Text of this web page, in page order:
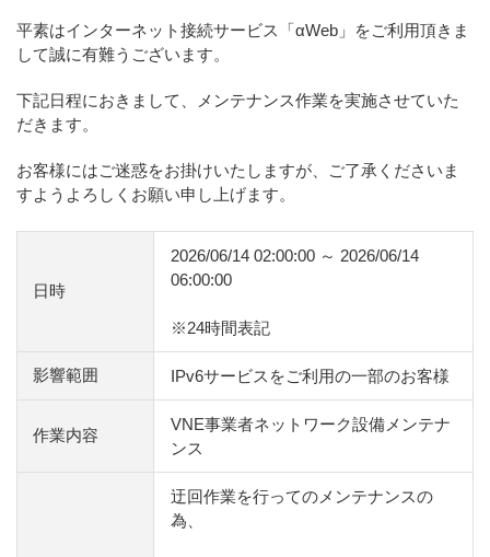
平素はインターネット接続サービス「αWeb」をご利用頂きま
して誠に有難うございます。
下記日程におきまして、メンテナンス作業を実施させていた
だきます。
お客様にはご迷惑をお掛けいたしますが、ご了承くださいま
すようよろしくお願い申し上げます。
日時
2026/06/14 02:00:00 ～ 2026/06/14
06:00:00
※24時間表記
影響範囲 IPv6サービスをご利用の一部のお客様
作業内容
VNE事業者ネットワーク設備メンテナ
ンス
迂回作業を行ってのメンテナンスの
為、